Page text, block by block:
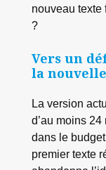
nouveau texte
?
Vers un
la
La version
d’au moins
dans le
premier texte